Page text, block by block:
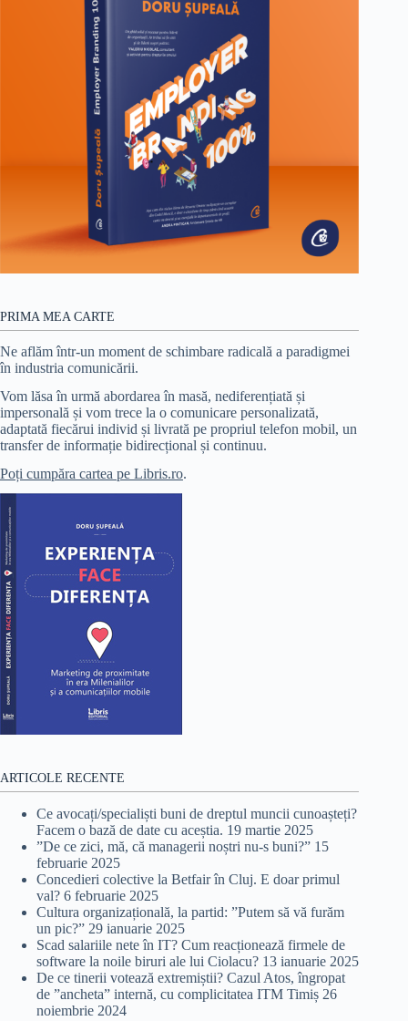
PRIMA MEA CARTE
Ne aflăm într-un moment de schimbare radicală a paradigmei
în industria comunicării.
Vom lăsa în urmă abordarea în masă, nediferențiată și
impersonală și vom trece la o comunicare personalizată,
adaptată fiecărui individ și livrată pe propriul telefon mobil, un
transfer de informație bidirecțional și continuu.
Poți cumpăra cartea pe Libris.ro.
ARTICOLE RECENTE
Ce avocați/specialiști buni de dreptul muncii cunoașteți?
Facem o bază de date cu aceștia. 19 martie 2025
”De ce zici, mă, că managerii noștri nu-s buni?” 15
februarie 2025
Concedieri colective la Betfair în Cluj. E doar primul
val? 6 februarie 2025
Cultura organizațională, la partid: ”Putem să vă furăm
un pic?” 29 ianuarie 2025
Scad salariile nete în IT? Cum reacționează firmele de
software la noile biruri ale lui Ciolacu? 13 ianuarie 2025
De ce tinerii votează extremiștii? Cazul Atos, îngropat
de ”ancheta” internă, cu complicitatea ITM Timiș 26
noiembrie 2024